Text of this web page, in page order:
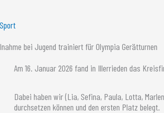
Sport
bei Jugend trainiert für Olympia Gerätturnen
Am 16. Januar 2026 fand in Illerrieden das
Dabei haben wir (Lia, Sefina, Paula, Lotta,
durchsetzen können und den ersten Platz belegt.